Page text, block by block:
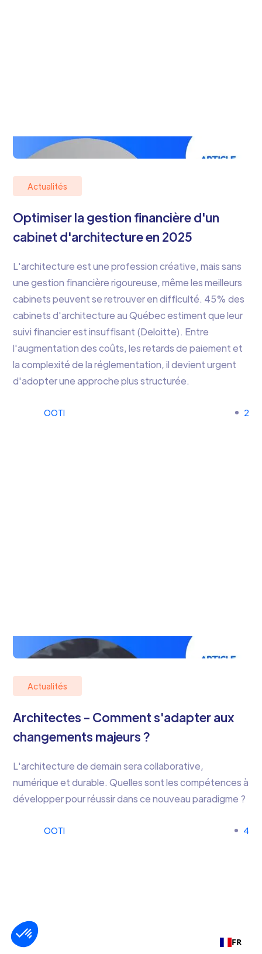
Actualités
Optimiser la gestion financière d'un
cabinet d'architecture en 2025
L'architecture est une profession créative, mais sans
une gestion financière rigoureuse, même les meilleurs
cabinets peuvent se retrouver en difficulté. 45% des
cabinets d'architecture au Québec estiment que leur
suivi financier est insuffisant (Deloitte). Entre
l'augmentation des coûts, les retards de paiement et
la complexité de la réglementation, il devient urgent
d'adopter une approche plus structurée.
OOTI 2
Actualités
Architectes - Comment s'adapter aux
changements majeurs ?
L'architecture de demain sera collaborative,
numérique et durable. Quelles sont les compétences à
développer pour réussir dans ce nouveau paradigme ?
OOTI 4
FR